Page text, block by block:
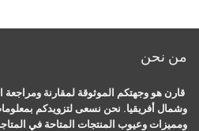
من نحن
قارن هو وجهتكم الموثوقة لمقارنة
وشمال أفريقيا. نحن نسعى لتزويدكم
ومميزات وعيوب المنتجات المتاحة في